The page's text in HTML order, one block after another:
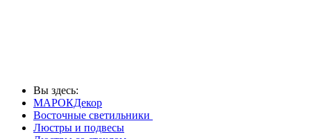
Вы здесь:
МАРОКДекор
Восточные светильники
Люстры и подвесы